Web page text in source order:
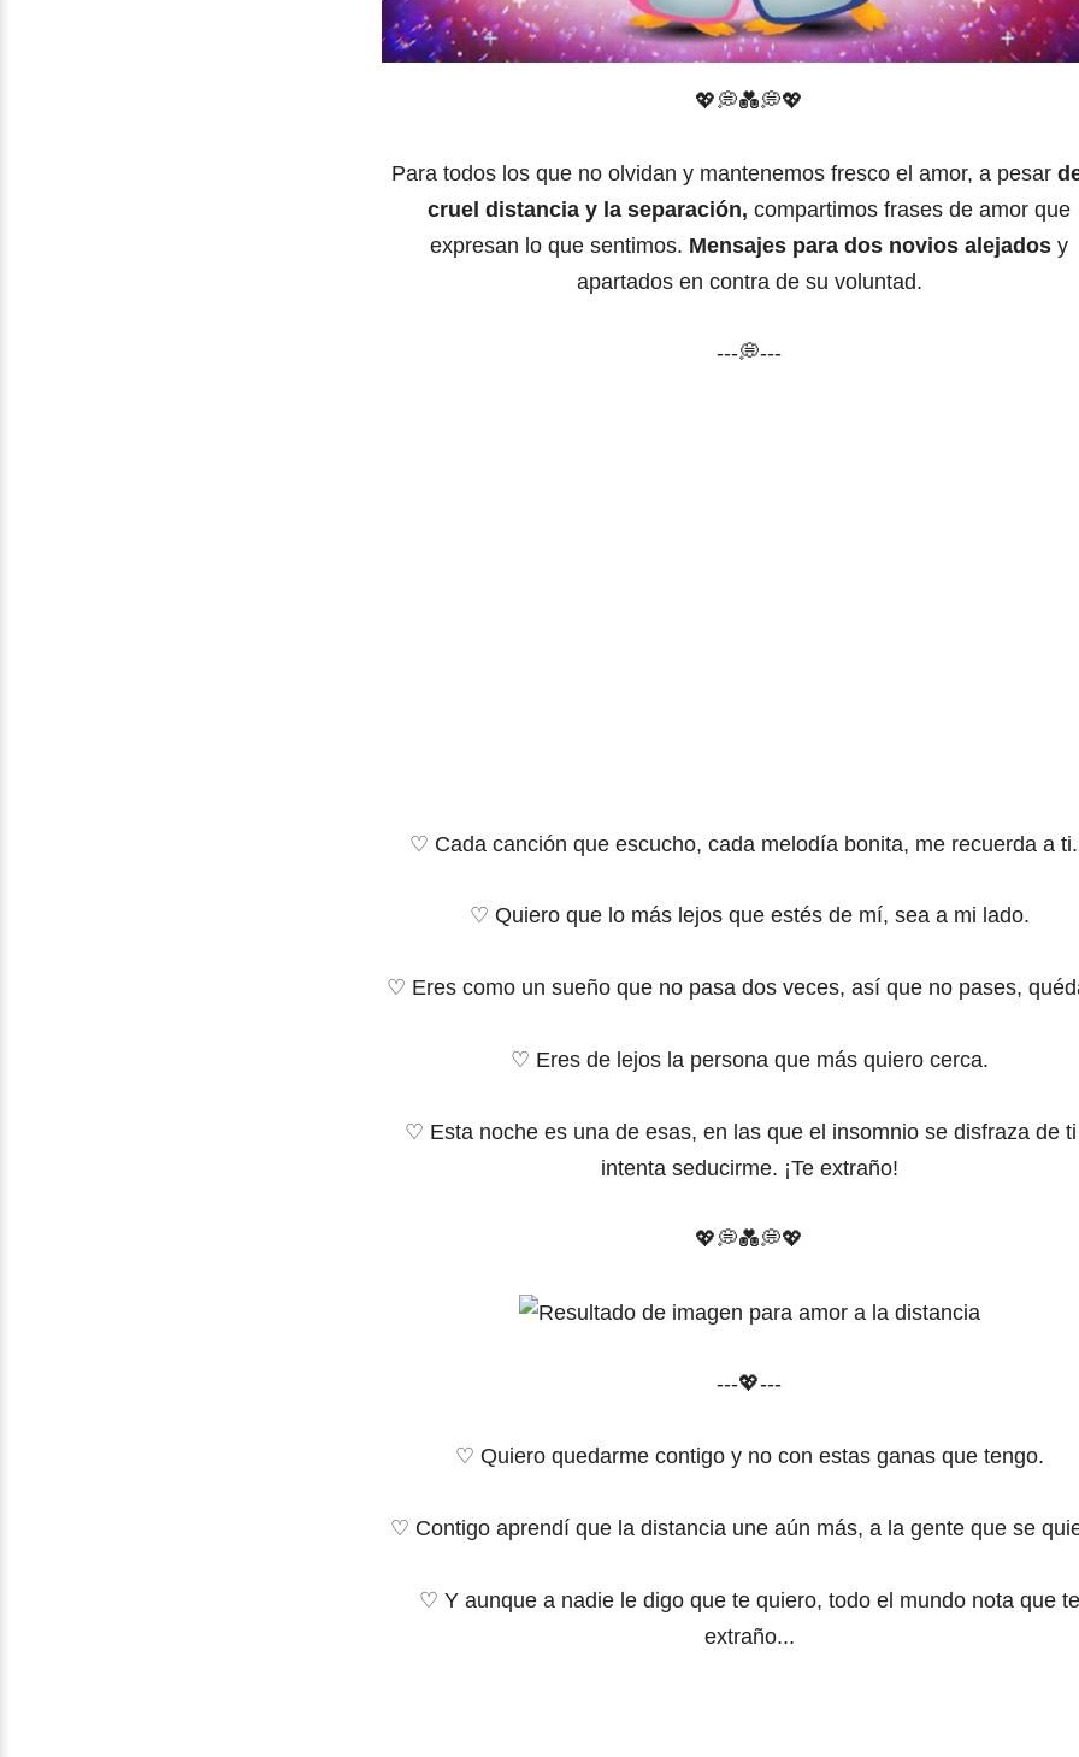
💖💭💑💭💖
Para todos los que no olvidan y mantenemos fresco el amor, a pesar
cruel distancia y la separación, compartimos frases de amor que
expresan lo que sentimos. Mensajes para dos novios alejados y
apartados en contra de su voluntad.
---💭---
♡ Cada canción que escucho, cada melodía bonita, me recuerda a
♡ Quiero que lo más lejos que estés de mí, sea a mi lado.
♡ Eres como un sueño que no pasa dos veces, así que no pases,
♡ Eres de lejos la persona que más quiero cerca.
♡ Esta noche es una de esas, en las que el insomnio se disfraza de
intenta seducirme. ¡Te extraño!
💖💭💑💭💖
---💖---
♡ Quiero quedarme contigo y no con estas ganas que tengo.
♡ Contigo aprendí que la distancia une aún más, a la gente que se
♡ Y aunque a nadie le digo que te quiero, todo el mundo nota que te
extraño...